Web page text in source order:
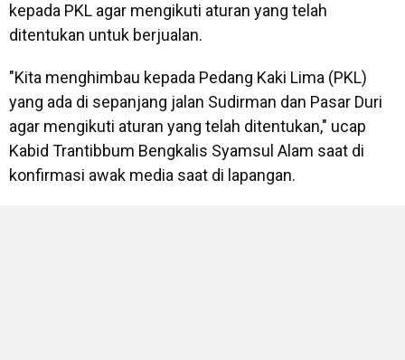
kepada PKL agar mengikuti aturan yang telah
ditentukan untuk berjualan.
"Kita menghimbau kepada Pedang Kaki Lima (PKL)
yang ada di sepanjang jalan Sudirman dan Pasar Duri
agar mengikuti aturan yang telah ditentukan," ucap
Kabid Trantibbum Bengkalis Syamsul Alam saat di
konfirmasi awak media saat di lapangan.